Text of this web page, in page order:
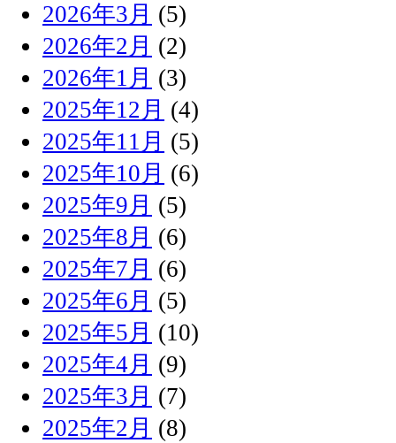
2026年3月 (5)
2026年2月 (2)
2026年1月 (3)
2025年12月 (4)
2025年11月 (5)
2025年10月 (6)
2025年9月 (5)
2025年8月 (6)
2025年7月 (6)
2025年6月 (5)
2025年5月 (10)
2025年4月 (9)
2025年3月 (7)
2025年2月 (8)